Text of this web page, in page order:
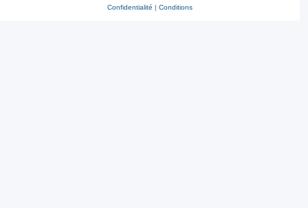
Confidentialité | Conditions